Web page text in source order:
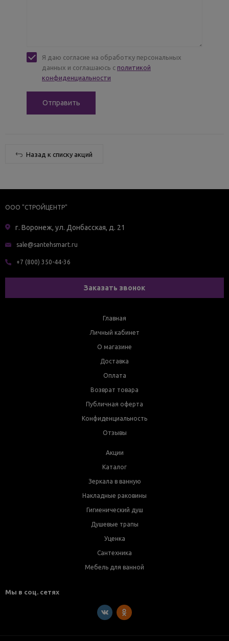
Я даю согласие на обработку персональных
данных и соглашаюсь с политикой
конфиденциальности
Назад к списку акций
ООО "СТРОЙЦЕНТР"
г. Воронеж, ул. Донбасская, д. 21
sale@santehsmart.ru
+7 (800) 350-44-36
Заказать звонок
Главная
Личный кабинет
О магазине
Доставка
Оплата
Возврат товара
Публичная оферта
Конфиденциальность
Отзывы
Акции
Каталог
Зеркала в ванную
Накладные раковины
Гигиенический душ
Душевые трапы
Уценка
Сантехника
Мебель для ванной
Мы в соц. сетях